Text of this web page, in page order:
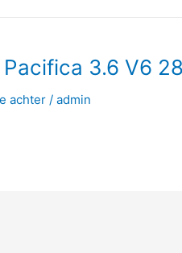
3.6 V6
achter / admin